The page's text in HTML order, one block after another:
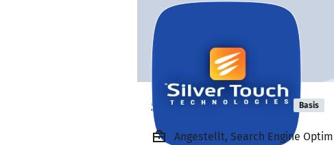
sap silver touch Basis
Angestellt, Search Engine